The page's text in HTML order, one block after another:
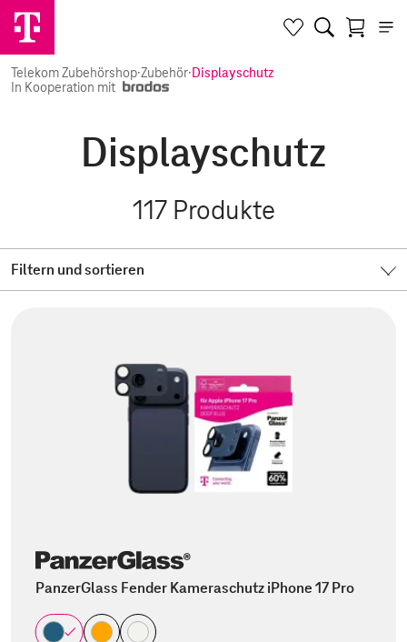
Telekom Zubehörshop·Zubehör·Displayschutz
In Kooperation mit
Displayschutz
117 Produkte
Filtern und sortieren
PanzerGlass Fender Kameraschutz iPhone 17 Pro